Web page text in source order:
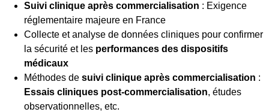
Suivi clinique après commercialisation : Exigence
réglementaire majeure en France
Collecte et analyse de données cliniques pour confirmer
la sécurité et les performances des dispositifs
médicaux
Méthodes de suivi clinique après commercialisation :
Essais cliniques post-commercialisation, études
observationnelles, etc.